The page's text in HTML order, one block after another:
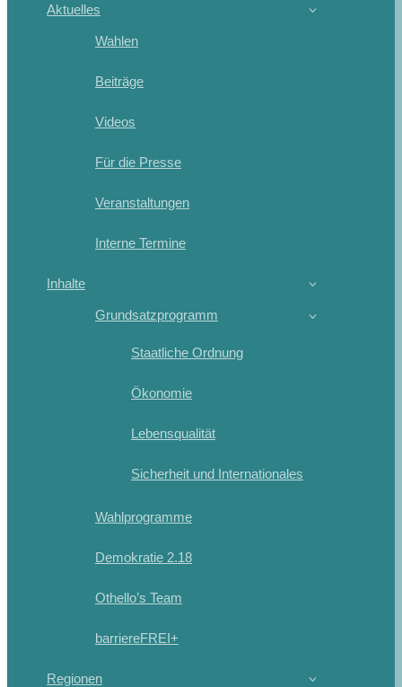
Aktuelles
Wahlen
Beiträge
Videos
Für die Presse
Veranstaltungen
Interne Termine
Inhalte
Grundsatzprogramm
Staatliche Ordnung
Ökonomie
Lebensqualität
Sicherheit und Internationales
Wahlprogramme
Demokratie 2.18
Othello’s Team
barriereFREI+
Regionen